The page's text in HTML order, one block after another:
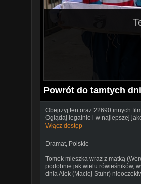
Powrót do tamtych
Obejrzyj ten oraz 22690 innych
Oglądaj legalnie i w najlepszej
Włącz dostęp
Dramat, Polskie
Tomek mieszka wraz z matką
podobnie jak wielu rówieśników,
dnia Alek (Maciej Stuhr)